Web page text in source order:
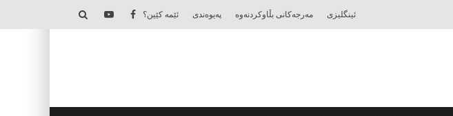
ئینگلیزی مه‌رجه‌كانی بڵاوكردنه‌وه‌ په‌یوه‌ندی ئێمه‌ كێین؟